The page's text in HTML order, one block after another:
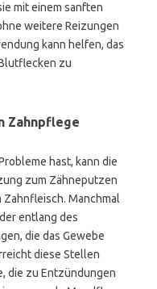
mit einem sanften
weitere Reizungen
kann helfen, das
zu
Zahnpflege
hast, kann die
zum Zähneputzen
Manchmal
entlang des
die das Gewebe
diese Stellen
die zu Entzündungen